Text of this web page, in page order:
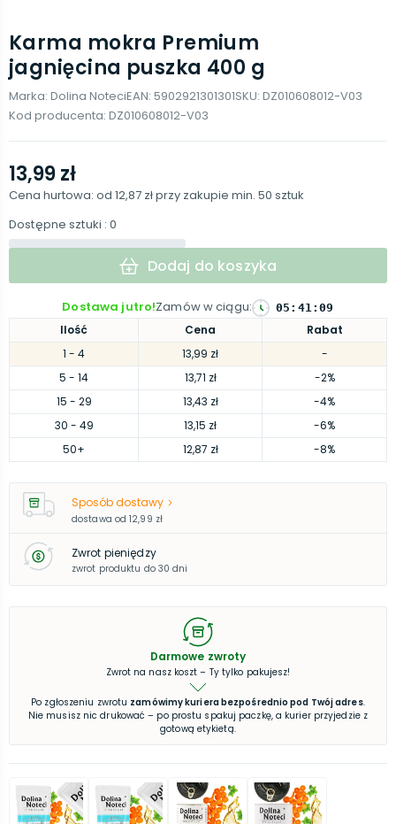
Karma mokra Premium
jagnięcina puszka 400 g
Marka: Dolina NoteciEAN: 5902921301301SKU: DZ010608012-V03
Kod producenta: DZ010608012-V03
Ilość Cena
Rabat
1 - 4 13,99 zł
-
5 - 14 13,71 zł
-2%
15 - 29 13,43 zł
-4%
30 - 49 13,15 zł
-6%
50+ 12,87 zł -8%
13,99 zł
Cena hurtowa: od 12,87 złprzy zakupie min. 50 sztuk
Dostępne sztuki : 0
Dodaj do koszyka
Dostawa jutro!Zamów w ciągu: 05 : 41:09
Sposób dostawy
dostawa od 12,99 zł
Zwrot pieniędzy
zwrot produktu do 30 dni
Darmowe zwroty
Zwrot na nasz koszt – Ty tylko pakujesz!
Po zgłoszeniu zwrotu zamówimy kuriera bezpośrednio pod Twój adres.
Nie musisz nic drukować – po prostu spakuj paczkę, a kurier przyjedzie z
gotową etykietą.